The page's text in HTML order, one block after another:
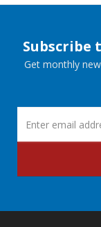
Subscribe
Get monthly